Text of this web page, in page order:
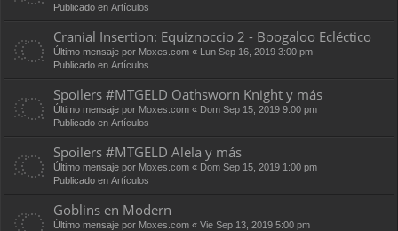
Publicado en Artículos
Cranial Insertion: Equiznoccio 2 - Boogaloo Ecléctico
Último mensaje por Moxes.com « Lun Sep 16, 2019 3:00 pm
Publicado en Artículos
Spoilers #MTGELD Oathsworn Knight y más
Último mensaje por Moxes.com « Dom Sep 15, 2019 9:00 pm
Publicado en Artículos
Spoilers #MTGELD Alela y más
Último mensaje por Moxes.com « Dom Sep 15, 2019 1:00 pm
Publicado en Artículos
Goblins en Modern
Último mensaje por Moxes.com « Vie Sep 13, 2019 5:00 pm